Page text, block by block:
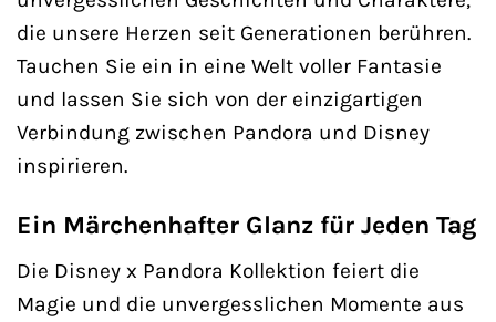
die unsere Herzen seit Generationen berühren.
Tauchen Sie ein in eine Welt voller Fantasie
und lassen Sie sich von der einzigartigen
Verbindung zwischen Pandora und Disney
inspirieren.
Ein Märchenhafter Glanz für Jeden Tag
Die Disney x Pandora Kollektion feiert die
Magie und die unvergesslichen Momente aus